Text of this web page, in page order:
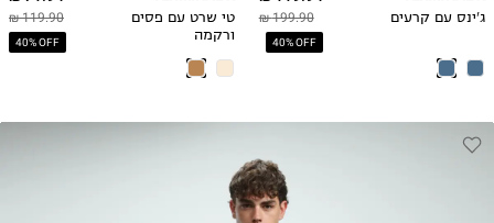
199.90 ₪
40% OFF
ג'ינס עם קרעים 119.90 ₪
40% OFF
טי שרט עם פסים
ורקמה